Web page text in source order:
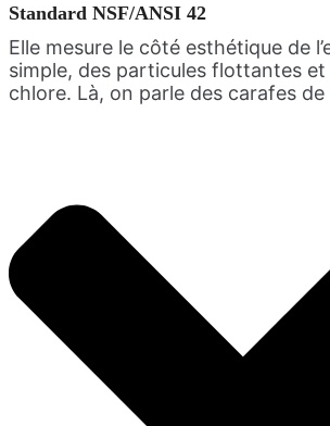
Standard NSF/ANSI 42
Elle mesure le côté esthétique de
simple, des particules flottantes et
chlore. Là, on parle des carafes